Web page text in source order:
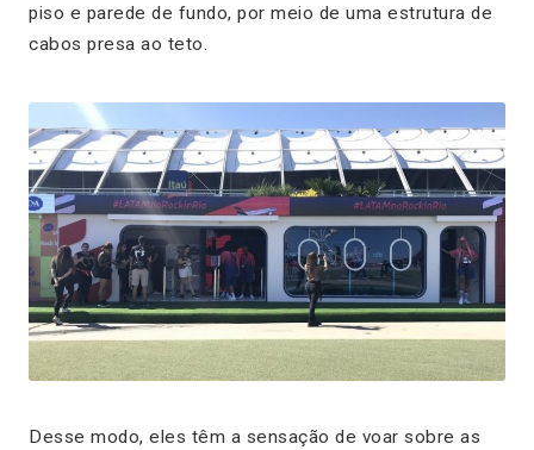
piso e parede de fundo, por meio de uma estrutura de
cabos presa ao teto.
Desse modo, eles têm a sensação de voar sobre as